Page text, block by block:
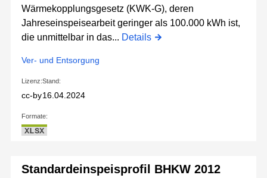
Wärmekopplungsgesetz (KWK-G), deren
Jahreseinspeisearbeit geringer als 100.000 kWh ist,
die unmittelbar in das... Details
Ver- und Entsorgung
Lizenz:
cc-by
Stand:
16.04.2024
Formate:
XLSX
Standardeinspeisprofil BHKW 2012